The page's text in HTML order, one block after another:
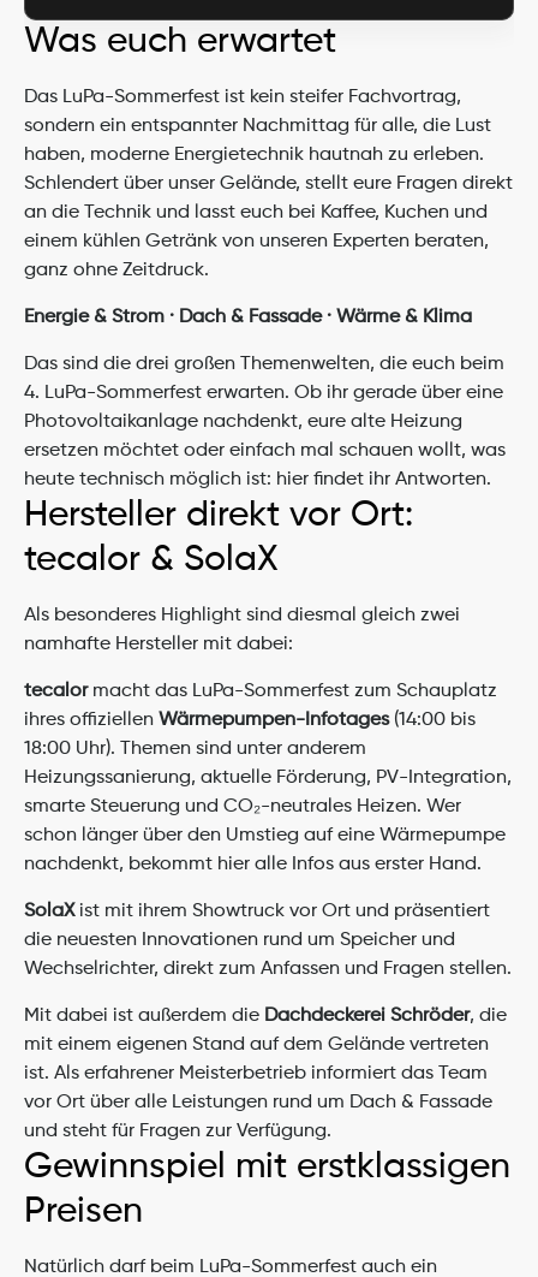
Was euch erwartet
Das LuPa-Sommerfest ist kein steifer Fachvortrag,
sondern ein entspannter Nachmittag für alle, die Lust
haben, moderne Energietechnik hautnah zu erleben.
Schlendert über unser Gelände, stellt eure Fragen direkt
an die Technik und lasst euch bei Kaffee, Kuchen und
einem kühlen Getränk von unseren Experten beraten,
ganz ohne Zeitdruck.
Energie & Strom · Dach & Fassade · Wärme & Klima
Das sind die drei großen Themenwelten, die euch beim
4. LuPa-Sommerfest erwarten. Ob ihr gerade über eine
Photovoltaikanlage nachdenkt, eure alte Heizung
ersetzen möchtet oder einfach mal schauen wollt, was
heute technisch möglich ist: hier findet ihr Antworten.
Hersteller direkt vor Ort:
tecalor & SolaX
Als besonderes Highlight sind diesmal gleich zwei
namhafte Hersteller mit dabei:
tecalor macht das LuPa-Sommerfest zum Schauplatz
ihres offiziellen Wärmepumpen-Infotages (14:00 bis
18:00 Uhr). Themen sind unter anderem
Heizungssanierung, aktuelle Förderung, PV-Integration,
smarte Steuerung und CO₂-neutrales Heizen. Wer
schon länger über den Umstieg auf eine Wärmepumpe
nachdenkt, bekommt hier alle Infos aus erster Hand.
SolaX ist mit ihrem Showtruck vor Ort und präsentiert
die neuesten Innovationen rund um Speicher und
Wechselrichter, direkt zum Anfassen und Fragen stellen.
Mit dabei ist außerdem die Dachdeckerei Schröder, die
mit einem eigenen Stand auf dem Gelände vertreten
ist. Als erfahrener Meisterbetrieb informiert das Team
vor Ort über alle Leistungen rund um Dach & Fassade
und steht für Fragen zur Verfügung.
Gewinnspiel mit erstklassigen
Preisen
Natürlich darf beim LuPa-Sommerfest auch ein